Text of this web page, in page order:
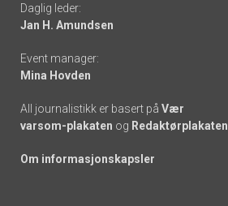
links
Daglig leder:
Jan H. Amundsen
Event manager:
Mina Hovden
All journalistikk er basert på Vær
varsom-plakaten og Redaktørplakaten
Om informasjonskapsler